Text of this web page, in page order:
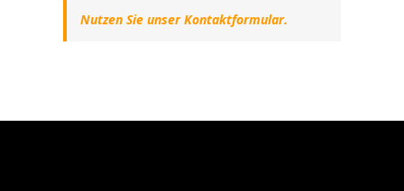
Nutzen Sie unser Kontaktformular.